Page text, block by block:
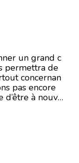
un grand c
permettra de
concernan
pas encore
à nouve